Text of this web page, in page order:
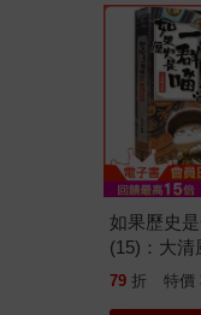
如果歷史
(15)：大清
貓漫畫學歷
79 折 特價